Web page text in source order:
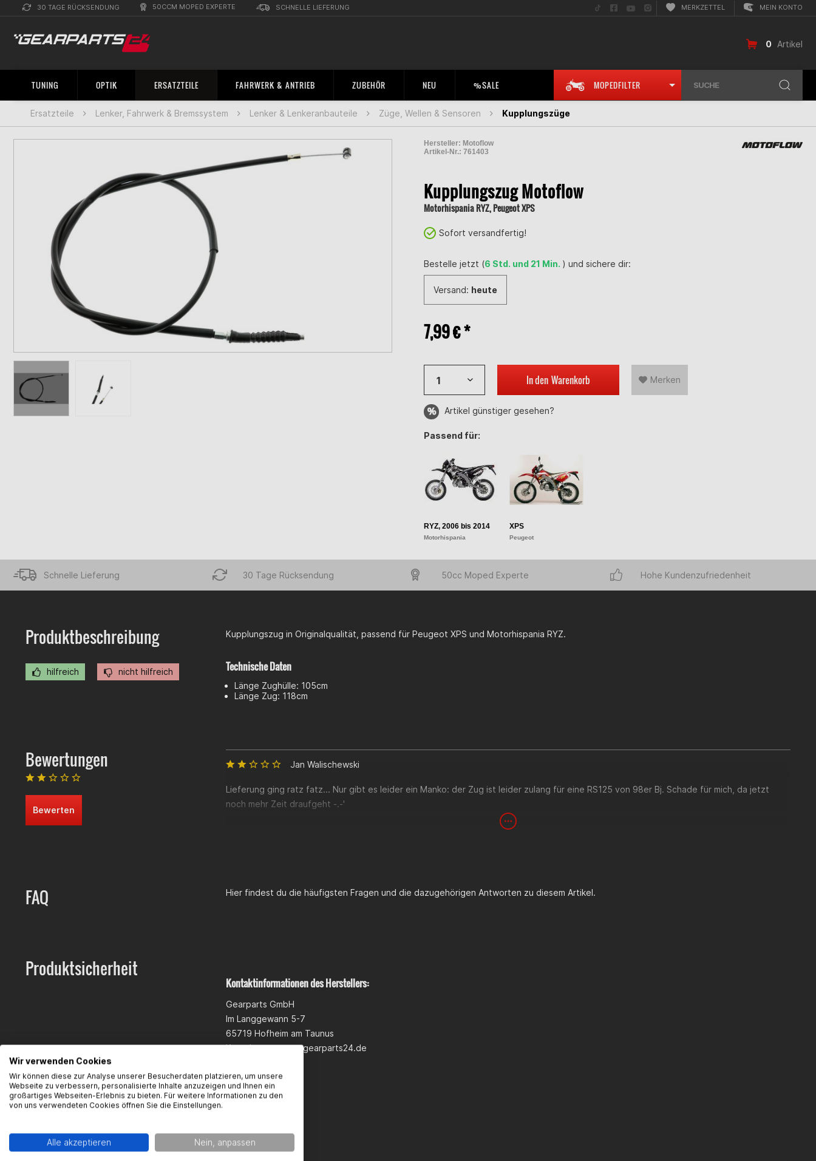
30 TAGE RÜCKSENDUNG 50CCM MOPED EXPERTE SCHNELLE LIEFERUNG
Folge
uns
Folge
uns
Folge
uns
Folge
uns
MERKZETTEL MEIN KONTO
0 Artikel
TUNING OPTIK ERSATZTEILE FAHRWERK & ANTRIEB ZUBEHÖR NEU %SALE MOPEDFILTER SUCHE
Ersatzteile Lenker, Fahrwerk & Bremssystem Lenker & Lenkeranbauteile Züge, Wellen & Sensoren Kupplungszüge
Hersteller: Motoflow
Artikel-Nr.: 761403
Kupplungszug Motoflow
Motorhispania RYZ, Peugeot XPS
Sofort versandfertig!
Bestelle jetzt (6 Std. und 21 Min. ) und sichere dir:
Versand: heute
7,99 € *
In den Warenkorb Merken
Artikel günstiger gesehen?
Passend für:
RYZ, 2006 bis 2014
Motorhispania
XPS
Peugeot
Schnelle Lieferung 30 Tage Rücksendung 50cc Moped Experte Hohe Kundenzufriedenheit
Produktbeschreibung
hilfreich nicht hilfreich
Kupplungszug in Originalqualität, passend für Peugeot XPS und Motorhispania RYZ.
Technische Daten
Länge Zughülle: 105cm
Länge Zug: 118cm
Bewertungen
Bewerten
Jan Walischewski
Lieferung ging ratz fatz... Nur gibt es leider ein Manko: der Zug ist leider zulang für eine RS125 von 98er Bj. Schade für mich, da jetzt
noch mehr Zeit draufgeht -.-'
FAQ Hier findest du die häufigsten Fragen und die dazugehörigen Antworten zu diesem Artikel.
Produktsicherheit
Kontaktinformationen des Herstellers:
Gearparts GmbH
Im Langgewann 5-7
65719 Hofheim am Taunus
Kontakt:support@gearparts24.de
Wir verwenden Cookies
Wir können diese zur Analyse unserer Besucherdaten platzieren, um unsere
Webseite zu verbessern, personalisierte Inhalte anzuzeigen und Ihnen ein
großartiges Webseiten-Erlebnis zu bieten. Für weitere Informationen zu den
von uns verwendeten Cookies öffnen Sie die Einstellungen.
Alle akzeptieren Nein, anpassen